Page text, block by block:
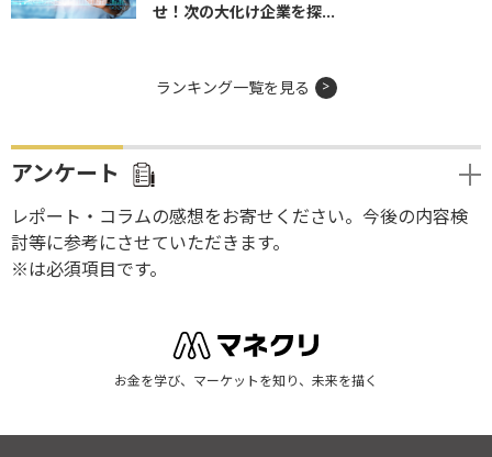
せ！次の大化け企業を探...
ランキング一覧を見る
アンケート
レポート・コラムの感想をお寄せください。今後の内容検
討等に参考にさせていただきます。
※は必須項目です。
お金を学び、マーケットを知り、未来を描く